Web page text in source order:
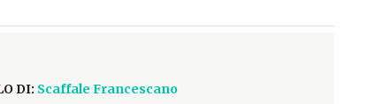
DI: Scaffale Francescano